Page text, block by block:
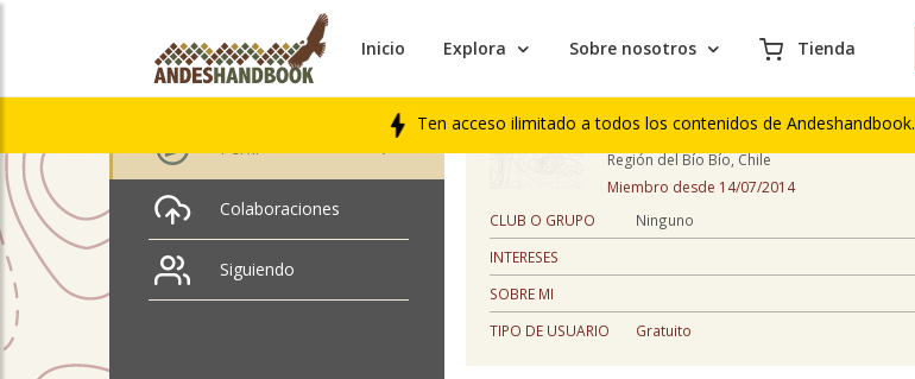
Inicio Explora Sobre nosotros Tienda
Ten acceso ilimitado a todos los contenidos de Andeshandbook.
nicole flores
Perfil
Colaboraciones
Siguiendo
PERFIL
32 años
Región del Bío Bío, Chile
Miembro desde 14/07/2014
CLUB O GRUPO
Ninguno
INTERESES
SOBRE MI
TIPO DE USUARIO
Gratuito